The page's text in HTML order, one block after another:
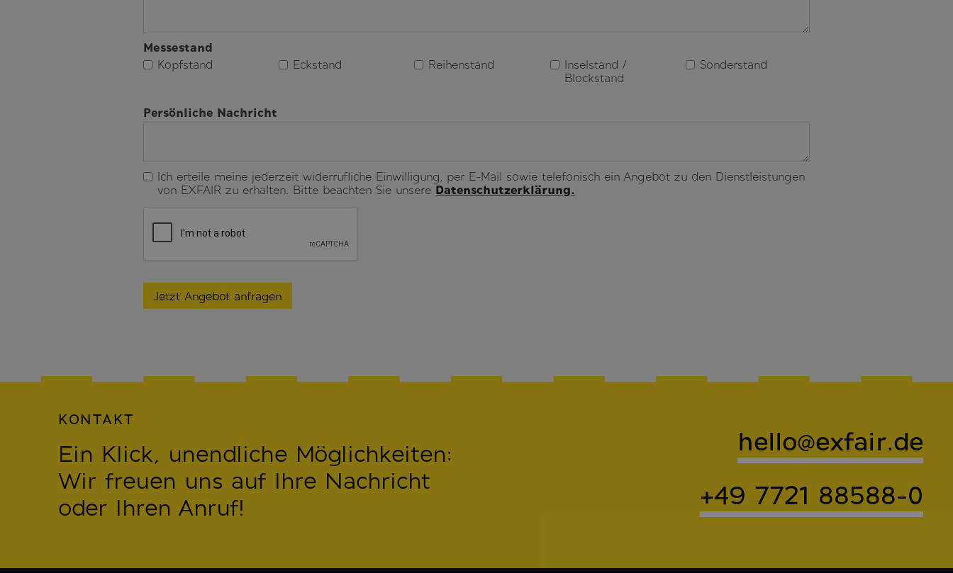
Messestand
Kopfstand
Eckstand Reihenstand
Inselstand /
Blockstand
Sonderstand
Persönliche Nachricht
Ich erteile meine jederzeit widerrufliche Einwilligung, per E-Mail sowie telefonisch ein Angebot zu den Dienstleistungen
von EXFAIR zu erhalten. Bitte beachten Sie unsere Datenschutzerklärung.
KONTAKT
Ein Klick, unendliche Möglichkeiten:
Wir freuen uns auf Ihre Nachricht
oder Ihren Anruf!
hello@exfair.de
+49 7721 88588-0